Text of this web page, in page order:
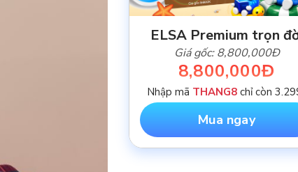
ELSA Premium trọn
Giá gốc: 8,800,000Đ
8,800,000Đ
Nhập mã THANG8chỉ còn
Mua ngay